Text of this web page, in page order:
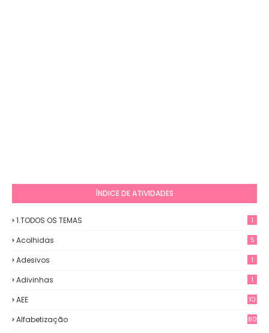
ÍNDICE DE ATIVIDADES
1.TODOS OS TEMAS 1
Acolhidas 5
Adesivos 1
Adivinhas 1
AEE 10
Alfabetização 80